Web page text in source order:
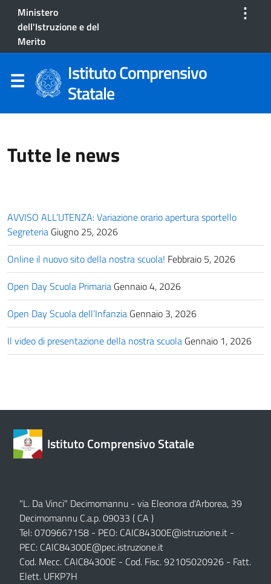
Ministero
dell'Istruzione e del
Merito
⋮
Istituto Comprensivo
Statale
Tutte le news
AVVISO ALL’UTENZA: Variazione orario apertura sportello
Segreteria Giugno 25, 2026
Online il nuovo sito della nostra scuola! Febbraio 5, 2026
Open Day Scuola Primaria Gennaio 4, 2026
Open Day Scuola dell’Infanzia Gennaio 3, 2026
Il video di presentazione della nostra scuola Gennaio 1, 2026
Istituto Comprensivo Statale
"L. Da Vinci" Decimomannu - via Eleonora d'Arborea, 39
Decimomannu C.a.p. 09033 ( CA )
Tel: 0709667158 - PEO: CAIC84300E@istruzione.it -
PEC: CAIC84300E@pec.istruzione.it
Cod. Mecc. CAIC84300E - Cod. Fisc. 92105020926 - Fatt.
Elett. UFKP7H